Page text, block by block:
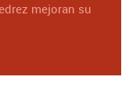
mejoran su